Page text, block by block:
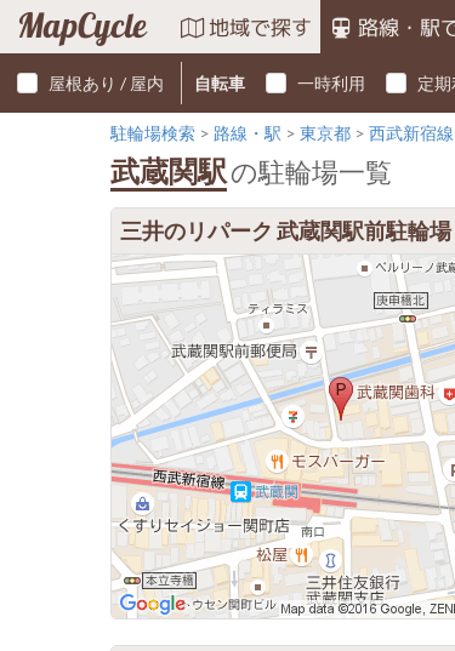
MapCycle 地域で探す 路線・駅
屋根あり / 屋内 自転車 一時利用 定
駐輪場検索 路線・駅 東京都 西武新宿線
武蔵関駅の駐輪場一覧
三井のリパーク 武蔵関駅前駐輪場